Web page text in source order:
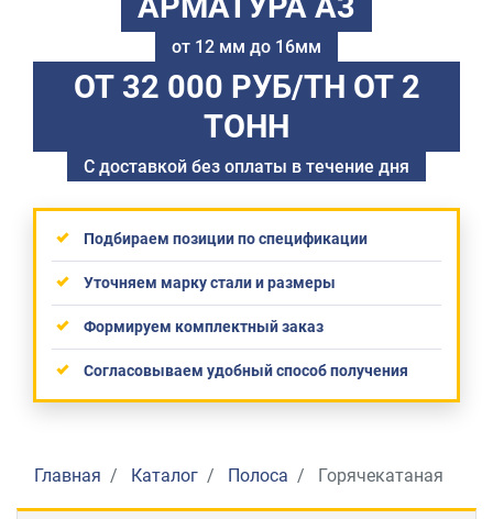
от 12 мм до 16мм
ОТ 32 000 РУБ/ТН ОТ 2
ТОНН
С доставкой без оплаты в течение дня
Подбираем позиции по спецификации
Уточняем марку стали и размеры
Формируем комплектный заказ
Согласовываем удобный способ получения
Главная Каталог Полоса Горячекатаная